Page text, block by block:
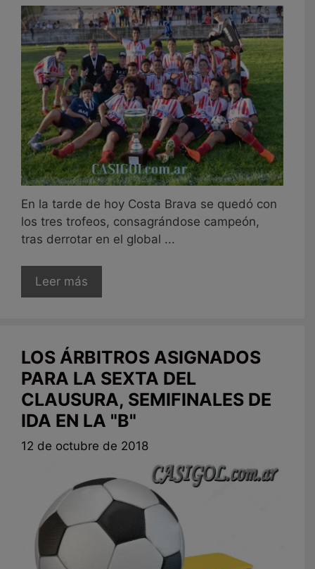
En la tarde de hoy Costa Brava se quedó con
los tres trofeos, consagrándose campeón,
tras derrotar en el global ...
Leer más
LOS ÁRBITROS ASIGNADOS
PARA LA SEXTA DEL
CLAUSURA, SEMIFINALES DE
IDA EN LA "B"
12 de octubre de 2018